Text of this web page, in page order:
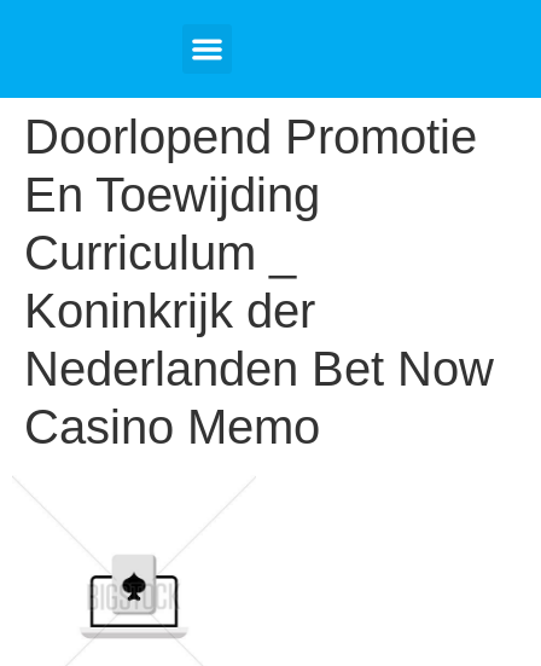
Doorlopend Promotie
En Toewijding
Curriculum _
Koninkrijk der
Nederlanden Bet Now
Casino Memo